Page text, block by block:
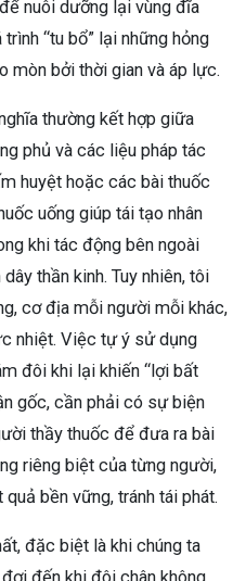
nuôi dưỡng lại vùng đĩa
“tu bổ” lại những hỏng
mòn bởi thời gian và áp lực.
thường kết hợp giữa
phủ và các liệu pháp tác
huyệt hoặc các bài thuốc
uống giúp tái tạo nhân
khi tác động bên ngoài
thần kinh. Tuy nhiên, tôi
cơ địa mỗi người mỗi khác,
nhiệt. Việc tự ý sử dụng
đôi khi lại khiến “lợi bất
gốc, cần phải có sự biện
thầy thuốc để đưa ra bài
riêng biệt của từng người,
bền vững, tránh tái phát.
đặc biệt là khi chúng ta